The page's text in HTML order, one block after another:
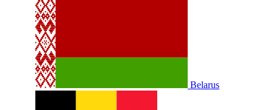
Belarus